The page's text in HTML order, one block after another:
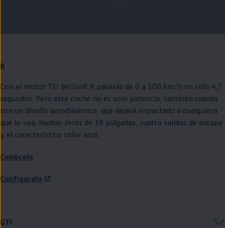
R
Con el motor TSI del Golf R pasarás de 0 a 100 km/h en sólo 4,7
segundos. Pero este coche no es solo potencia, también cuenta
con un diseño aerodinámico, que dejará impactado a cualquiera
que lo vea: llantas Jerez de 18 pulgadas, cuatro salidas de escape
y el característico color azul.
Conócelo
Configúralo
GTI